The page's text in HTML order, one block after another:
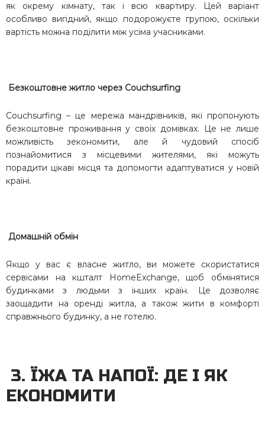
як окрему кімнату, так і всю квартиру. Цей варіант
особливо вигідний, якщо подорожуєте групою, оскільки
вартість можна поділити між усіма учасниками.
Безкоштовне житло через Couchsurfing
Couchsurfing – це мережа мандрівників, які пропонують
безкоштовне проживання у своїх домівках. Це не лише
можливість зекономити, але й чудовий спосіб
познайомитися з місцевими жителями, які можуть
порадити цікаві місця та допомогти адаптуватися у новій
країні.
Домашній обмін
Якщо у вас є власне житло, ви можете скористатися
сервісами на кшталт HomeExchange, щоб обмінятися
будинками з людьми з інших країн. Це дозволяє
заощадити на оренді житла, а також жити в комфорті
справжнього будинку, а не готелю.
3. ЇЖА ТА НАПОЇ: ДЕ І ЯК
ЕКОНОМИТИ